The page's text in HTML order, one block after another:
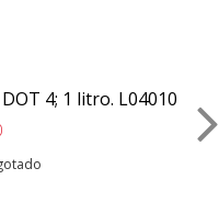
4; 1 litro. L04010